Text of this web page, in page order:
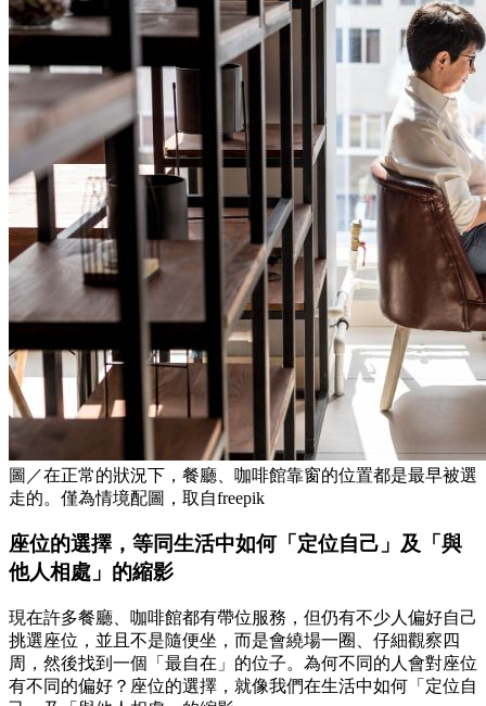
圖／在正常的狀況下，餐廳、咖啡館靠窗的位置都是最早被選
走的。僅為情境配圖，取自freepik
座位的選擇，等同生活中如何「定位自己」及「與
他人相處」的縮影
現在許多餐廳、咖啡館都有帶位服務，但仍有不少人偏好自己
挑選座位，並且不是隨便坐，而是會繞場一圈、仔細觀察四
周，然後找到一個「最自在」的位子。為何不同的人會對座位
有不同的偏好？座位的選擇，就像我們在生活中如何「定位自